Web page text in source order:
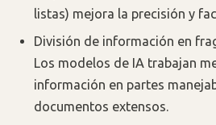
listas) mejora la precisión y
División de información en
Los modelos de IA trabajan
información en partes
documentos extensos.